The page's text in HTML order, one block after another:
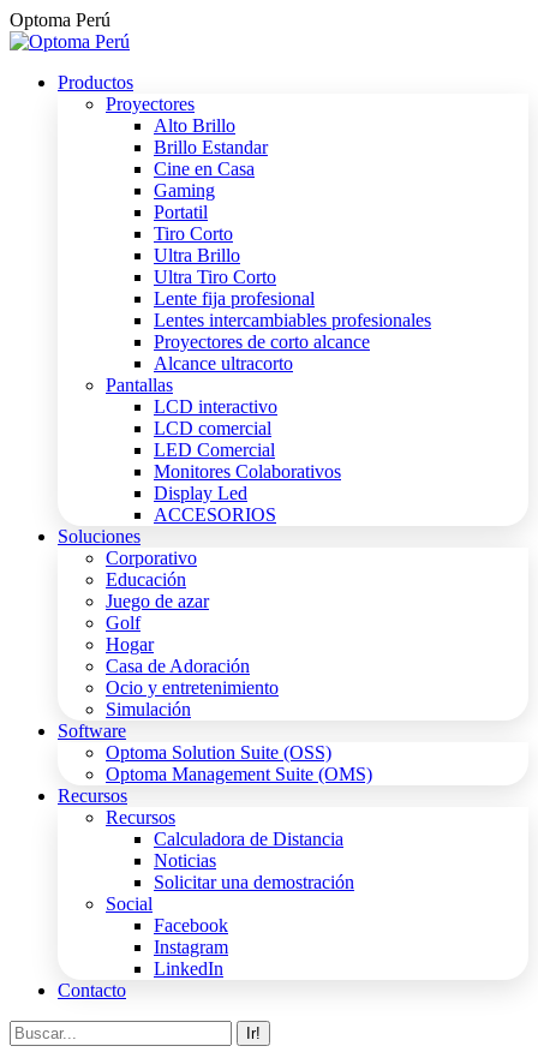
Saltar
al
Optoma Perú
Productos
Proyectores
Alto Brillo
Brillo Estandar
Cine en Casa
Gaming
Portatil
Tiro Corto
Ultra Brillo
Ultra Tiro Corto
Lente fija profesional
Lentes intercambiables profesionales
Proyectores de corto alcance
Alcance ultracorto
Pantallas
LCD interactivo
LCD comercial
LED Comercial
Monitores Colaborativos
Display Led
ACCESORIOS
Soluciones
Corporativo
Educación
Juego de azar
Golf
Hogar
Casa de Adoración
Ocio y entretenimiento
Simulación
Software
Optoma Solution Suite (OSS)
Optoma Management Suite (OMS)
Recursos
Recursos
Calculadora de Distancia
Noticias
Solicitar una demostración
Social
Facebook
Instagram
LinkedIn
Contacto
Buscar: